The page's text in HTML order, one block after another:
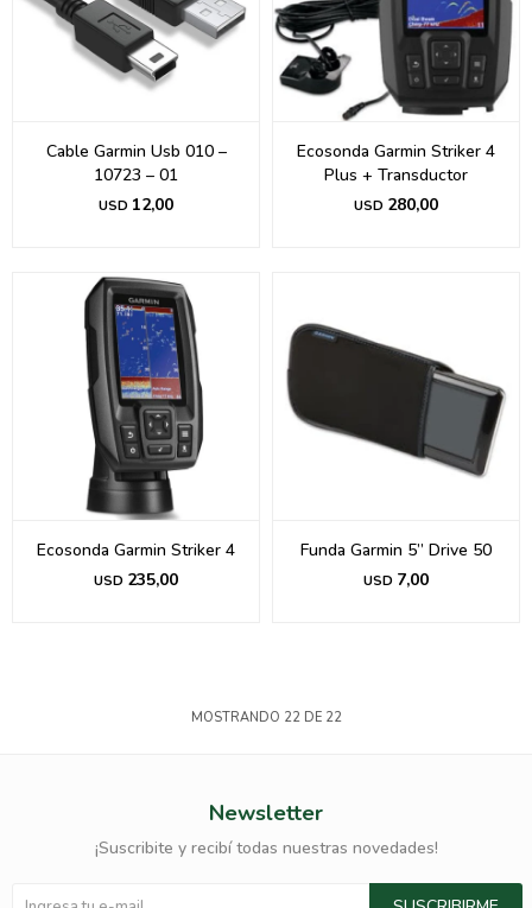
Cable Garmin Usb 010 –
10723 – 01
USD 12,00
Ecosonda Garmin Striker 4
Plus + Transductor
USD 280,00
Ecosonda Garmin Striker 4
USD 235,00
Funda Garmin 5” Drive 50
USD 7,00
MOSTRANDO 22DE 22
Newsletter
¡Suscribite y recibí todas nuestras novedades!